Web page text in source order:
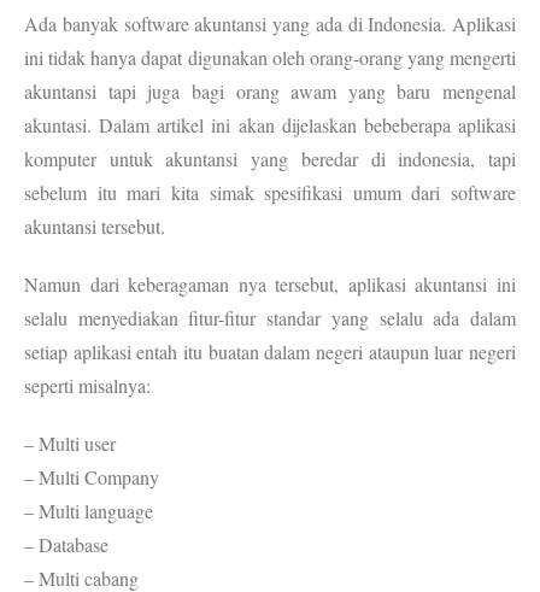
Ada banyak software akuntansi yang ada di Indonesia. Aplikasi
ini tidak hanya dapat digunakan oleh orang-orang yang mengerti
akuntansi tapi juga bagi orang awam yang baru mengenal
akuntasi. Dalam artikel ini akan dijelaskan bebeberapa aplikasi
komputer untuk akuntansi yang beredar di indonesia, tapi
sebelum itu mari kita simak spesifikasi umum dari software
akuntansi tersebut.
Namun dari keberagaman nya tersebut, aplikasi akuntansi ini
selalu menyediakan fitur-fitur standar yang selalu ada dalam
setiap aplikasi entah itu buatan dalam negeri ataupun luar negeri
seperti misalnya:
– Multi user
– Multi Company
– Multi language
– Database
– Multi cabang